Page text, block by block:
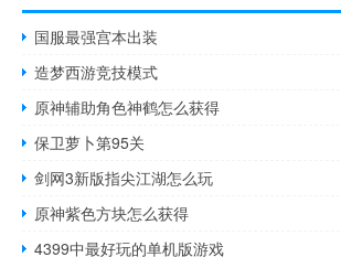
国服最强宫本出装
造梦西游竞技模式
原神辅助角色神鹤怎么获得
保卫萝卜第95关
剑网3新版指尖江湖怎么玩
原神紫色方块怎么获得
4399中最好玩的单机版游戏